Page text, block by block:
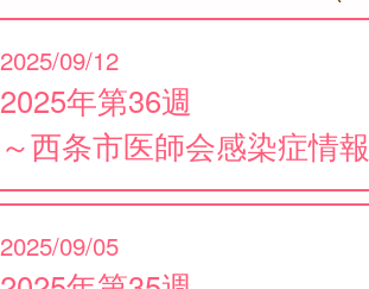
2025/09/12
2025年第36週
～西条市医師会感染症情
2025/09/05